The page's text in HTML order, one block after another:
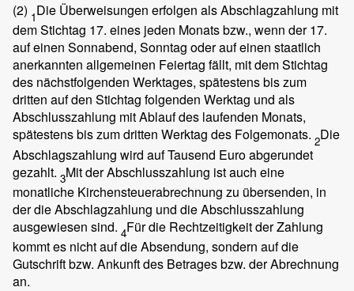
(2) 1Die Überweisungen erfolgen als Abschlagzahlung mit
dem Stichtag 17. eines jeden Monats bzw., wenn der 17.
auf einen Sonnabend, Sonntag oder auf einen staatlich
anerkannten allgemeinen Feiertag fällt, mit dem Stichtag
des nächstfolgenden Werktages, spätestens bis zum
dritten auf den Stichtag folgenden Werktag und als
Abschlusszahlung mit Ablauf des laufenden Monats,
spätestens bis zum dritten Werktag des Folgemonats. 2Die
Abschlagszahlung wird auf Tausend Euro abgerundet
gezahlt. 3Mit der Abschlusszahlung ist auch eine
monatliche Kirchensteuerabrechnung zu übersenden, in
der die Abschlagzahlung und die Abschlusszahlung
ausgewiesen sind. 4Für die Rechtzeitigkeit der Zahlung
kommt es nicht auf die Absendung, sondern auf die
Gutschrift bzw. Ankunft des Betrages bzw. der Abrechnung
an.